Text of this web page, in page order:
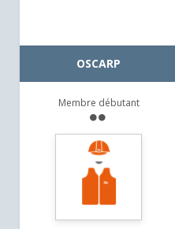
OSCARP
Membre débutant